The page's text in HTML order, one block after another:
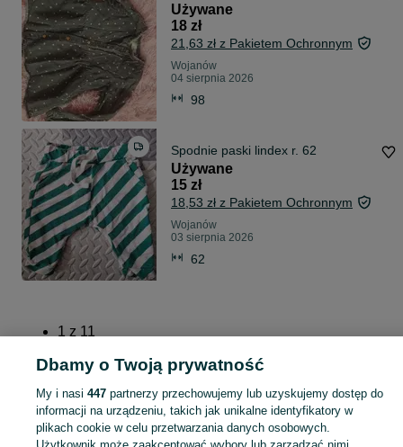
Używane
18 zł
21,63 zł z Pakietem Ochronnym
Wojanów
04 sierpnia 2026
98
Spodnie paski lindex r. 62
Używane
15 zł
18,53 zł z Pakietem Ochronnym
Wojanów
03 sierpnia 2026
62
1 z 11
Dalej
Dbamy o Twoją prywatność
My i nasi 447partnerzy przechowujemy lub uzyskujemy dostęp do
informacji na urządzeniu, takich jak unikalne identyfikatory w
plikach cookie w celu przetwarzania danych osobowych.